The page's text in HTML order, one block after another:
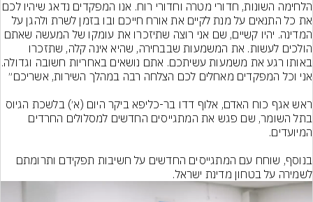
אני וכל המפקדים מאחלים לכם הצלחה רבה במהלך השירות, אשריכם״
לשמירה על בטחון מדינת ישראל.